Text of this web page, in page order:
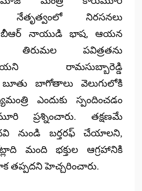
నేతృత్వంలో నిరసనలు
నాయుడి భాష, ఆయన
తిరుమల పవిత్రతను
రామసుబ్బారెడ్డి
బాగోతాలు వెలుగులోకి
ఎందుకు స్పందించడం
ప్రశ్నించారు. తక్షణమే
నుండి బర్తరఫ్ చేయాలని,
మంది భక్తుల ఆగ్రహానికి
తప్పదని హెచ్చరించారు.